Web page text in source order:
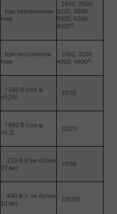
при переменном
токе
1600, 2500,
3200, 4000,
5000, 6300,
80004)
при постоянном
токе
2500, 3200,
4000, 48004)
~380 В (сos φ
=0,25)
35/35
~660 В (сos φ
=0,3)
20/20
-220 В (τ не более
10 мс)
70/50
-440 В (τ не более
10 мс)
100/85